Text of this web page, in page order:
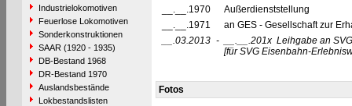
Industrielokomotiven
Feuerlose Lokomotiven
Sonderkonstruktionen
SAAR (1920 - 1935)
DB-Bestand 1968
DR-Bestand 1970
Auslandsbestände
Lokbestandslisten
__.__.1970
Außerdienststellung
__.__.1971
an GES - Gesellschaft zur
__.03.2013 - __.__.201x Leihgabe an
[für SVG Eisenbahn-
Fotos